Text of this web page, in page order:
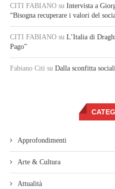
CITI FABIANO su Intervista a
“Bisogna recuperare i valori del
CITI FABIANO su L’Italia di
Pago”
Fabiano Citi su Dalla sconfitta
Approfondimenti
Arte & Cultura
Attualità